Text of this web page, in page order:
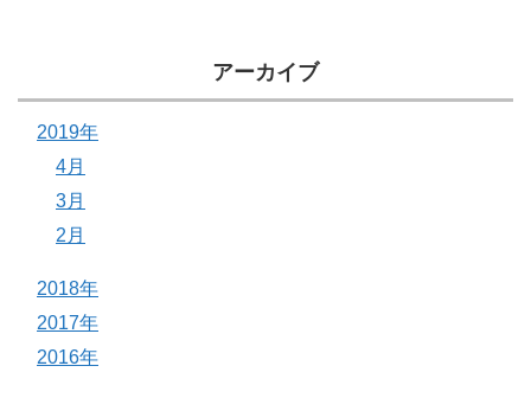
アーカイブ
2019年
4月
3月
2月
2018年
2017年
2016年